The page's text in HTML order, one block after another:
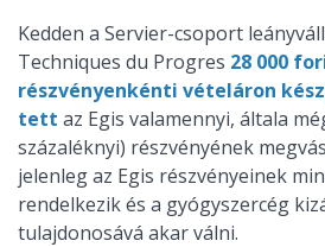
Kedden a Servier-csoport
Techniques du Progres 28 000
részvényenkénti vételáron
tett az Egis valamennyi, általa
százaléknyi) részvényének
jelenleg az Egis részvényeinek
rendelkezik és a gyógyszercég
tulajdonosává akar válni.